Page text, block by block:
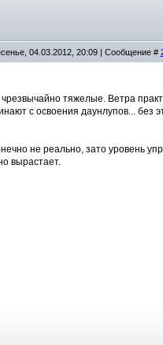
04.03.2012, 20:09 | Сообщение #
тяжелые. Ветра
с освоения даунлупов... без
не реально, зато уровень
вырастает.